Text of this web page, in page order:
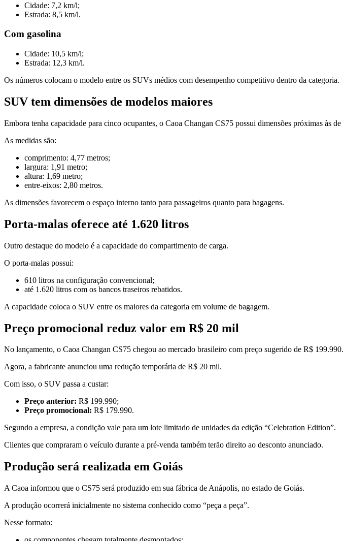
Cidade: 7,2 km/l;
Estrada: 8,5 km/l.
Com gasolina
Cidade: 10,5 km/l;
Estrada: 12,3 km/l.
Os números colocam o modelo entre os SUVs médios com desempenho competitivo dentro da categoria.
SUV tem dimensões de modelos maiores
Embora tenha capacidade para cinco ocupantes, o Caoa Changan CS75 possui dimensões próximas às
As medidas são:
comprimento: 4,77 metros;
largura: 1,91 metro;
altura: 1,69 metro;
entre-eixos: 2,80 metros.
As dimensões favorecem o espaço interno tanto para passageiros quanto para bagagens.
Porta-malas oferece até 1.620 litros
Outro destaque do modelo é a capacidade do compartimento de carga.
O porta-malas possui:
610 litros na configuração convencional;
até 1.620 litros com os bancos traseiros rebatidos.
A capacidade coloca o SUV entre os maiores da categoria em volume de bagagem.
Preço promocional reduz valor em R$ 20 mil
No lançamento, o Caoa Changan CS75 chegou ao mercado brasileiro com preço sugerido de R$ 199.990.
Agora, a fabricante anunciou uma redução temporária de R$ 20 mil.
Com isso, o SUV passa a custar:
Preço anterior: R$ 199.990;
Preço promocional: R$ 179.990.
Segundo a empresa, a condição vale para um lote limitado de unidades da edição “Celebration Edition”.
Clientes que compraram o veículo durante a pré-venda também terão direito ao desconto anunciado.
Produção será realizada em Goiás
A Caoa informou que o CS75 será produzido em sua fábrica de Anápolis, no estado de Goiás.
A produção ocorrerá inicialmente no sistema conhecido como “peça a peça”.
Nesse formato: